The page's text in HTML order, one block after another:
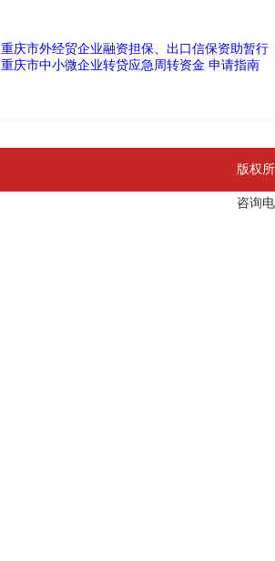
重庆市外经贸企业融资担保、出口信保资助暂行
重庆市中小微企业转贷应急周转资金 申请指南
版权
咨询